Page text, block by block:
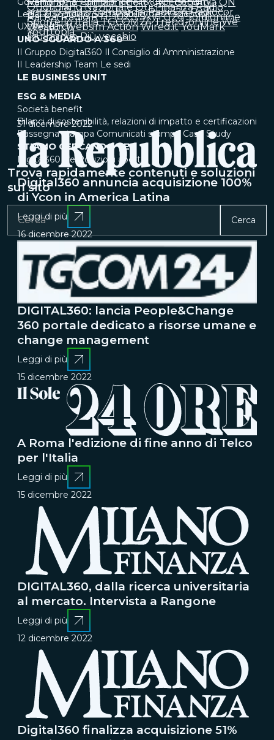
Legal & Sourcing Sustainability Tech adoption
UX Research
UNO SGUARDO A 360°
Il Gruppo Digital360 Il Consiglio di Amministrazione
Il Leadership Team Le sedi
LE BUSINESS UNIT
ESG & MEDIA
Società benefit
Bilanci di sostenibilità, relazioni di impatto e certificazioni
Rassegna stampa Comunicati stampa Case Study
STIAMO CERCANDO TE
Digital360 life Posizioni aperte
Trova rapidamente contenuti e soluzioni
sul sito
Cerca
Quotidiano Nazionale Qui Finanza Radio
anch'io Radio Lombardia Radio24 Radiocor
Rai Rai Radio RTL 102.5 SkyTG24 Soldionline
Sportello Italia TGCOM24 Trend-online We
Wealth Websim Action Wired.it YouMark
Yourtopia
Più nuovo Più vecchio
31 dicembre 2022
Digital360 annuncia acquisizione 100%
di Ycon in America Latina
Leggi di più
16 dicembre 2022
DIGITAL360: lancia People&Change
360 portale dedicato a risorse umane e
change management
Leggi di più
15 dicembre 2022
A Roma l'edizione di fine anno di Telco
per l'Italia
Leggi di più
15 dicembre 2022
DIGITAL360, dalla ricerca universitaria
al mercato. Intervista a Rangone
Leggi di più
12 dicembre 2022
Digital360 finalizza acquisizione 51%